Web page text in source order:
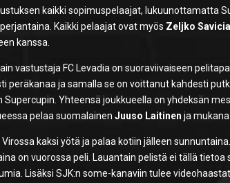
kaikki sopimuspelaajat, lukuunottamatta
Kaikki pelaajat ovat myös Zeljko Savicia
kanssa.
vastustaja FC Levadia on suoraviivaiseen
peräkanaa ja samalla se on voittanut kahdesti
Supercupin. Yhteensä joukkueella on yhdeksän
pelaa suomalainenJuuso Laitinen ja
Virossa kaksi yötä ja palaa kotiin jälleen
on vuorossa peli. Lauantain pelistä ei tällä
Lisäksi SJK:n some-kanaviin tulee